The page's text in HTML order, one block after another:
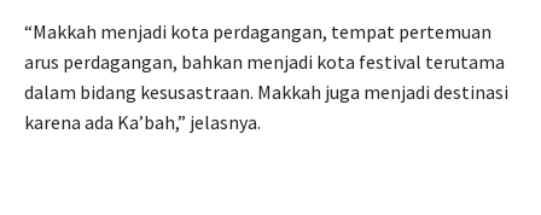
“Makkah menjadi kota perdagangan, tempat pertemuan
arus perdagangan, bahkan menjadi kota festival terutama
dalam bidang kesusastraan. Makkah juga menjadi destinasi
karena ada Ka’bah,” jelasnya.